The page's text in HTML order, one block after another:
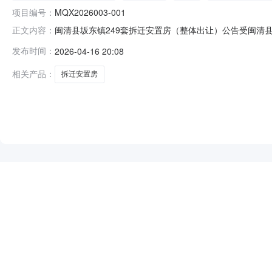
项目编号： MQX2026003-001
正文内容： 闽清县坂东镇249套拆迁安置房（整体出让）公告受闽
次拍卖项目为闽清县坂东镇重点项目拆迁安置房，位于
发布时间： 2026-04-16 20:08
相关产品：
拆迁安置房